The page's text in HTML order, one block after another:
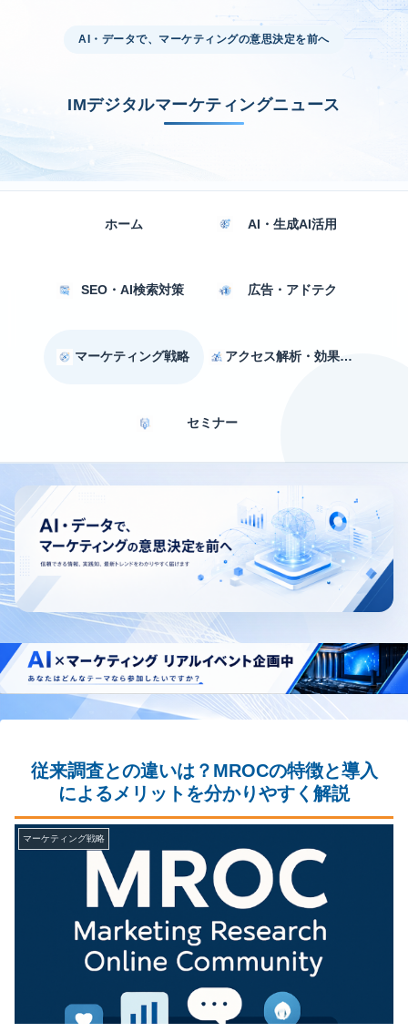
AI・データで、マーケティングの意思決定を前へ
IMデジタルマーケティングニュース
ホーム AI・生成AI活用
SEO・AI検索対策 広告・アドテク
マーケティング戦略 アクセス解析・効果測定
セミナー
従来調査との違いは？MROCの特徴と導入
によるメリットを分かりやすく解説
マーケティング戦略